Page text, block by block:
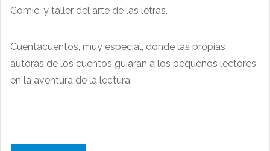
Comic, y taller del arte de las letras.
Cuentacuentos, muy especial, donde las propias
autoras de los cuentos guiarán a los pequeños lectores
en la aventura de la lectura.